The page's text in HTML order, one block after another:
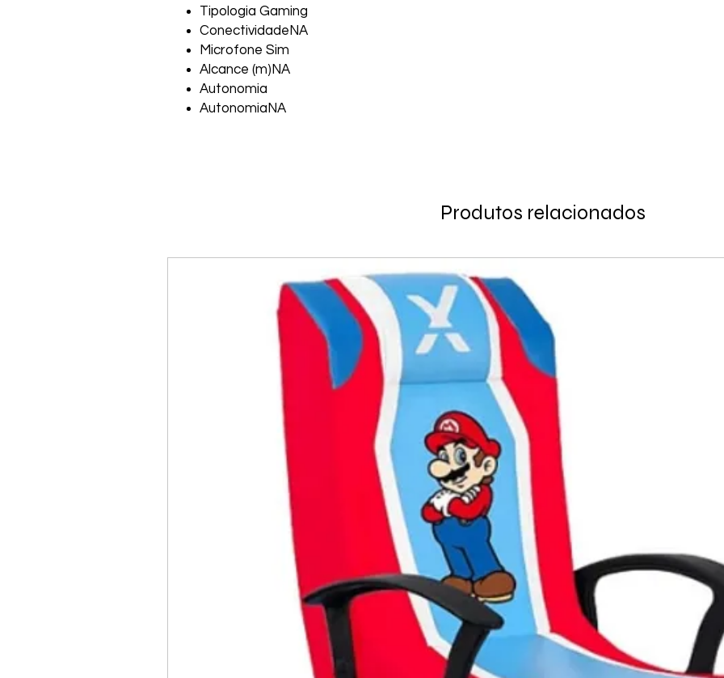
Tipologia Gaming
ConectividadeNA
Microfone Sim
Alcance (m)NA
Autonomia
AutonomiaNA
Produtos relacionados